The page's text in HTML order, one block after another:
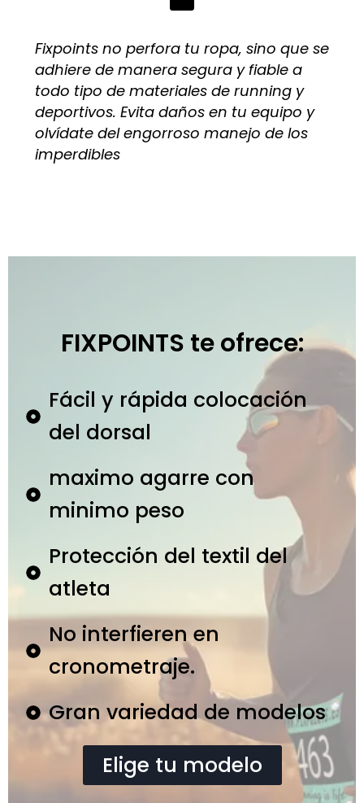
Fixpoints no perfora tu ropa, sino que se
adhiere de manera segura y fiable a
todo tipo de materiales de running y
deportivos. Evita daños en tu equipo y
olvídate del engorroso manejo de los
imperdibles
FIXPOINTS te ofrece:
Fácil y rápida colocación
del dorsal
maximo agarre con
minimo peso
Protección del textil del
atleta
No interfieren en
cronometraje.
Gran variedad de modelos
Elige tu modelo